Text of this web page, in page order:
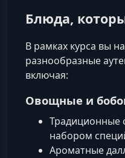
Блюда,
В рамках курса вы
разнообразные
включая:
Овощные и
Традиционные
набором
Ароматные